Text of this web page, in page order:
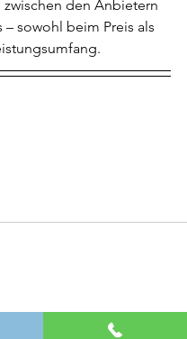
zwischen den Anbietern
sowohl beim Preis als